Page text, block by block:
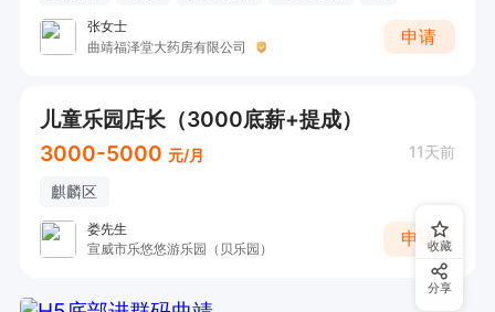
张女士
曲靖福泽堂大药房有限公司
申请
儿童乐园店长（3000底薪+提成）
3000-5000 元/月 11天前
麒麟区
娄先生
宣威市乐悠悠游乐园（贝乐园）
申请收藏
分享